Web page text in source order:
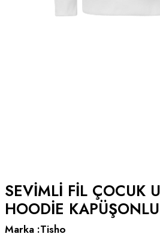
SEVIMLI FIL ÇOCUK
HOODIE KAPÜŞONLU
Marka :Tisho